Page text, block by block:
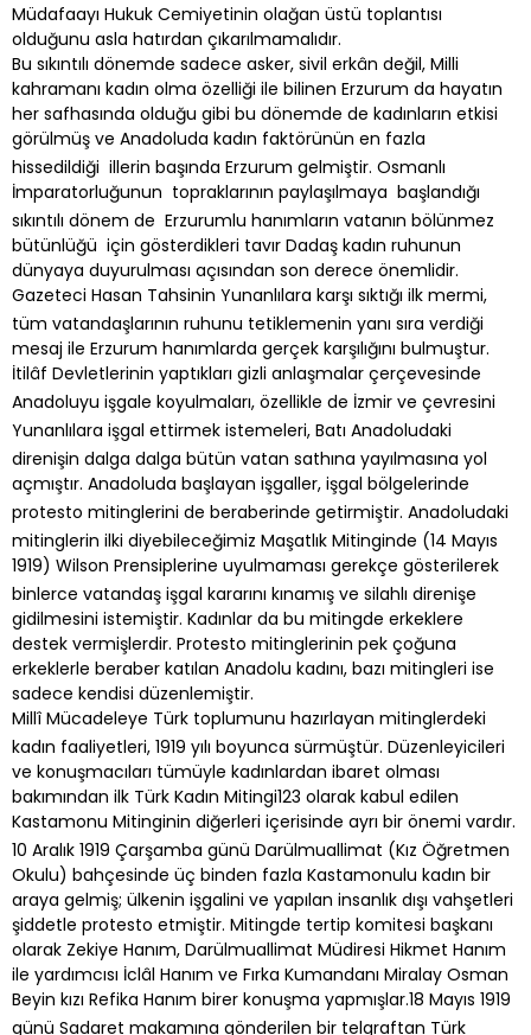
Müdafaayı Hukuk Cemiyetinin olağan üstü toplantısı
olduğunu asla hatırdan çıkarılmamalıdır.
Bu sıkıntılı dönemde sadece asker, sivil erkân değil, Milli
kahramanı kadın olma özelliği ile bilinen Erzurum da hayatın
her safhasında olduğu gibi bu dönemde de kadınların etkisi
görülmüş ve Anadoluda kadın faktörünün en fazla
hissedildiği illerin başında Erzurum gelmiştir. Osmanlı
İmparatorluğunun topraklarının paylaşılmaya başlandığı
sıkıntılı dönem de Erzurumlu hanımların vatanın bölünmez
bütünlüğü için gösterdikleri tavır Dadaş kadın ruhunun
dünyaya duyurulması açısından son derece önemlidir.
Gazeteci Hasan Tahsinin Yunanlılara karşı sıktığı ilk mermi,
tüm vatandaşlarının ruhunu tetiklemenin yanı sıra verdiği
mesaj ile Erzurum hanımlarda gerçek karşılığını bulmuştur.
İtilâf Devletlerinin yaptıkları gizli anlaşmalar çerçevesinde
Anadoluyu işgale koyulmaları, özellikle de İzmir ve çevresini
Yunanlılara işgal ettirmek istemeleri, Batı Anadoludaki
direnişin dalga dalga bütün vatan sathına yayılmasına yol
açmıştır. Anadoluda başlayan işgaller, işgal bölgelerinde
protesto mitinglerini de beraberinde getirmiştir. Anadoludaki
mitinglerin ilki diyebileceğimiz Maşatlık Mitinginde (14 Mayıs
1919) Wilson Prensiplerine uyulmaması gerekçe gösterilerek
binlerce vatandaş işgal kararını kınamış ve silahlı direnişe
gidilmesini istemiştir. Kadınlar da bu mitingde erkeklere
destek vermişlerdir. Protesto mitinglerinin pek çoğuna
erkeklerle beraber katılan Anadolu kadını, bazı mitingleri ise
sadece kendisi düzenlemiştir.
Millî Mücadeleye Türk toplumunu hazırlayan mitinglerdeki
kadın faaliyetleri, 1919 yılı boyunca sürmüştür. Düzenleyicileri
ve konuşmacıları tümüyle kadınlardan ibaret olması
bakımından ilk Türk Kadın Mitingi123 olarak kabul edilen
Kastamonu Mitinginin diğerleri içerisinde ayrı bir önemi vardır.
10 Aralık 1919 Çarşamba günü Darülmuallimat (Kız Öğretmen
Okulu) bahçesinde üç binden fazla Kastamonulu kadın bir
araya gelmiş; ülkenin işgalini ve yapılan insanlık dışı vahşetleri
şiddetle protesto etmiştir. Mitingde tertip komitesi başkanı
olarak Zekiye Hanım, Darülmuallimat Müdiresi Hikmet Hanım
ile yardımcısı İclâl Hanım ve Fırka Kumandanı Miralay Osman
Beyin kızı Refika Hanım birer konuşma yapmışlar.18 Mayıs 1919
günü Sadaret makamına gönderilen bir telgraftan Türk